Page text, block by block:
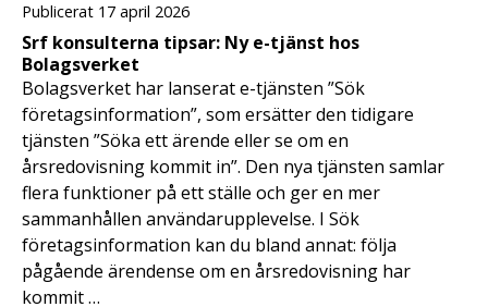
Publicerat 17 april 2026
Srf konsulterna tipsar: Ny e-tjänst hos
Bolagsverket
Bolagsverket har lanserat e-tjänsten ”Sök
företagsinformation”, som ersätter den tidigare
tjänsten ”Söka ett ärende eller se om en
årsredovisning kommit in”. Den nya tjänsten samlar
flera funktioner på ett ställe och ger en mer
sammanhållen användarupplevelse. I Sök
företagsinformation kan du bland annat: följa
pågående ärendense om en årsredovisning har
kommit …